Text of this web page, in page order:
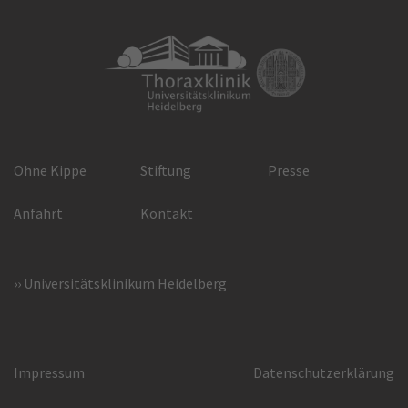
Ohne Kippe Stiftung Presse
Anfahrt Kontakt
Universitätsklinikum Heidelberg
Impressum Datenschutzerklärung